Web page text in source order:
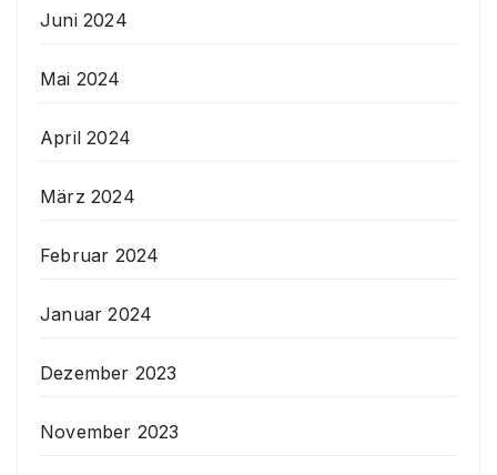
Juni 2024
Mai 2024
April 2024
März 2024
Februar 2024
Januar 2024
Dezember 2023
November 2023